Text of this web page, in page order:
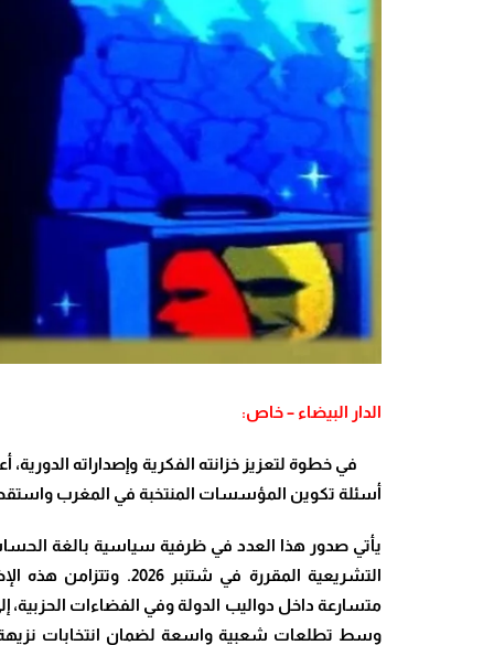
الدار البيضاء – خاص:
في خطوة لتعزيز خزانته الفكرية وإصداراته الدورية،
أسئلة تكوين المؤسسات المنتخبة في المغرب
يأتي صدور هذا العدد في ظرفية سياسية بالغة
التشريعية المقررة في
متسارعة داخل دواليب الدولة وفي الفضاءات الحزبية،
وسط تطلعات شعبية واسعة لضمان انتخابات